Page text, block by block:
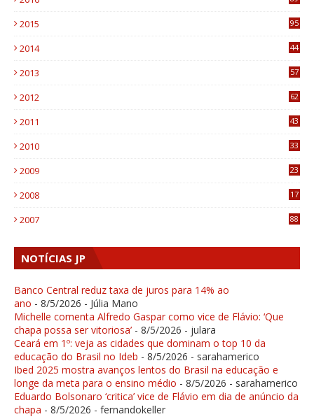
2015
95
2014
44
2013
57
2012
62
2011
43
2010
33
2009
23
2008
17
2007 88
NOTÍCIAS JP
Banco Central reduz taxa de juros para 14% ao
ano - 8/5/2026 - Júlia Mano
Michelle comenta Alfredo Gaspar como vice de Flávio: ‘Que
chapa possa ser vitoriosa’ - 8/5/2026 - julara
Ceará em 1º: veja as cidades que dominam o top 10 da
educação do Brasil no Ideb - 8/5/2026 - sarahamerico
Ibed 2025 mostra avanços lentos do Brasil na educação e
longe da meta para o ensino médio - 8/5/2026 - sarahamerico
Eduardo Bolsonaro ‘critica’ vice de Flávio em dia de anúncio da
chapa - 8/5/2026 - fernandokeller